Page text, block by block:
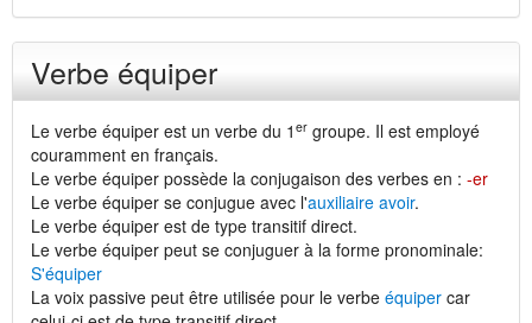
Verbe équiper
Le verbe équiper est un verbe du 1 er groupe. Il est employé
couramment en français.
Le verbe équiper possède la conjugaison des verbes en : -er
Le verbe équiper se conjugue avec l'auxiliaire avoir.
Le verbe équiper est de type transitif direct.
Le verbe équiper peut se conjuguer à la forme pronominale:
S'équiper
La voix passive peut être utilisée pour le verbe équiper car